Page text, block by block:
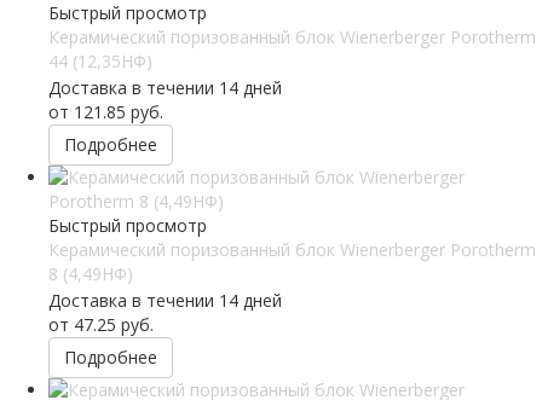
Быстрый просмотр
Керамический поризованный блок Wienerberger Porotherm
44 (12,35НФ)
Доставка в течении 14 дней
от 121.85 руб.
Подробнее
Быстрый просмотр
Керамический поризованный блок Wienerberger Porotherm
8 (4,49НФ)
Доставка в течении 14 дней
от 47.25 руб.
Подробнее